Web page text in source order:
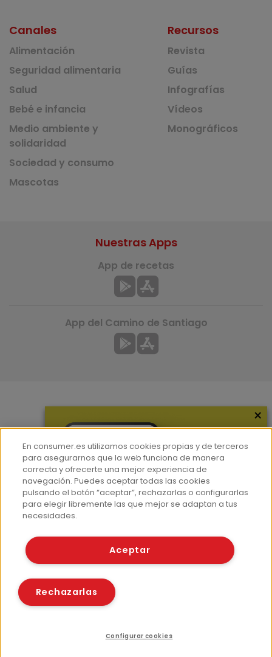
Canales
Alimentación
Seguridad alimentaria
Salud
Bebé e infancia
Medio ambiente y
solidaridad
Sociedad y consumo
Mascotas
Recursos
Revista
Guías
Infografías
Vídeos
Monográficos
Hemeroteca
Contacto
Prensa
Corpus Lingüístico Consumer
Nuestras Apps
App de recetas
App del Camino de Santiago
© Fundación EROSKI
Políticas de cookies
×
En consumer.es utilizamos cookies propias y de terceros
para asegurarnos que la web funciona de manera
correcta y ofrecerte una mejor experiencia de
navegación. Puedes aceptar todas las cookies
pulsando el botón “aceptar”, rechazarlas o configurarlas
para elegir libremente las que mejor se adaptan a tus
necesidades.
Aceptar
Rechazarlas
Configurar cookies